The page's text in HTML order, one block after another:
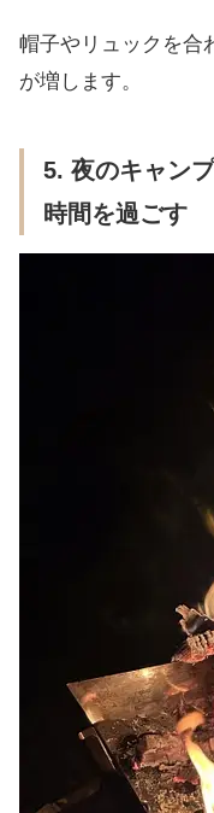
帽子やリュックを合
が増します。
5. 夜のキャン
時間を過ごす